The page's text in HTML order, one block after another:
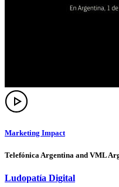
Marketing Impact
Telefónica Argentina and VML
Ludopatía Digital